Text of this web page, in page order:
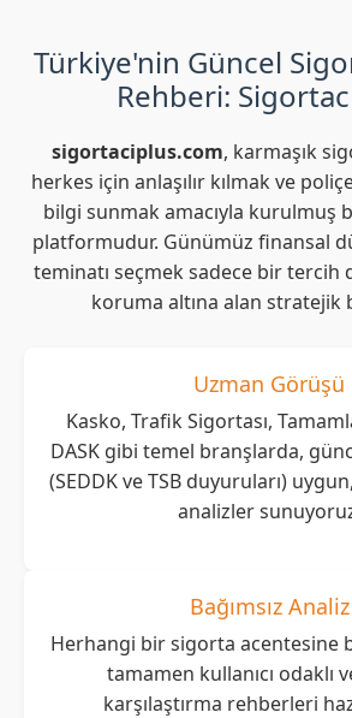
Türkiye'nin Güncel
Rehberi:
sigortaciplus.com, karmaşık
herkes için anlaşılır kılmak ve
bilgi sunmak amacıyla kurulmuş
platformudur. Günümüz finansal
teminatı seçmek sadece bir tercih
koruma altına alan stratejik
Uzman Görüşü
Kasko, Trafik Sigortası,
DASK gibi temel branşlarda,
(SEDDK ve TSB duyuruları)
analizler
Bağımsız Analiz
Herhangi bir sigorta acentesine
tamamen kullanıcı odaklı
karşılaştırma rehberleri